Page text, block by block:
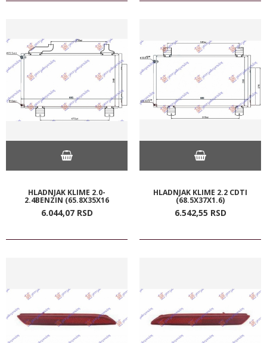
HLADNJAK KLIME 2.0-
2.4BENZIN (65.8X35X16
6.044,07 RSD
HLADNJAK KLIME 2.2 CDTI
(68.5X37X1.6)
6.542,55 RSD